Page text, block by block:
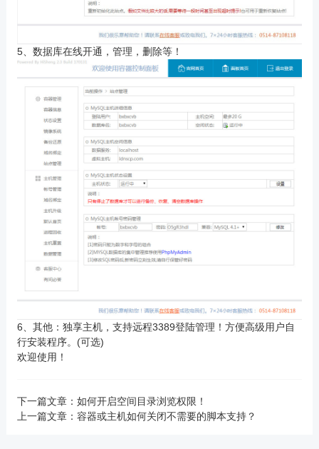
5、数据库在线开通，管理，删除等！
6、其他：独享主机，支持远程3389登陆管理！方便高级用户自
行安装程序。(可选)
欢迎使用！
下一篇文章： 如何开启空间目录浏览权限！
上一篇文章： 容器或主机如何关闭不需要的脚本支持？